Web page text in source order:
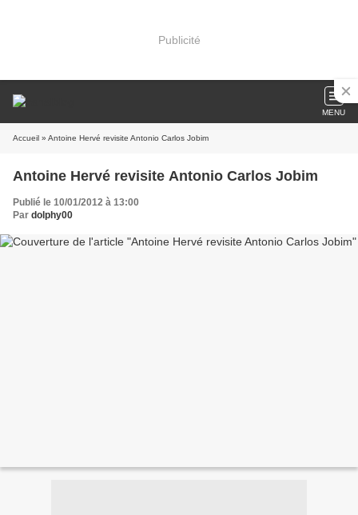
Publicité
MENU
Accueil » Antoine Hervé revisite Antonio Carlos Jobim
Antoine Hervé revisite Antonio Carlos Jobim
Publié le 10/01/2012 à 13:00
Par dolphy00